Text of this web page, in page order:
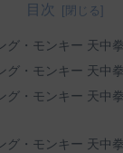
目次
グ・モンキー 天中
グ・モンキー 天中
グ・モンキー 天中
グ・モンキー 天中